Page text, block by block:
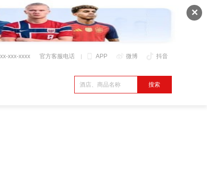
✕
APP 微博 抖音
xxx-xxxx 官方客服电话